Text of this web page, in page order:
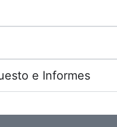
e Informes